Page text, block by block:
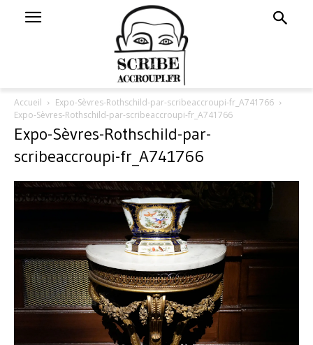
Accueil
Expo-Sèvres-Rothschild-par-scribeaccroupi-fr_A741766
Expo-Sèvres-Rothschild-par-scribeaccroupi-fr_A741766
Expo-Sèvres-Rothschild-par-
scribeaccroupi-fr_A741766